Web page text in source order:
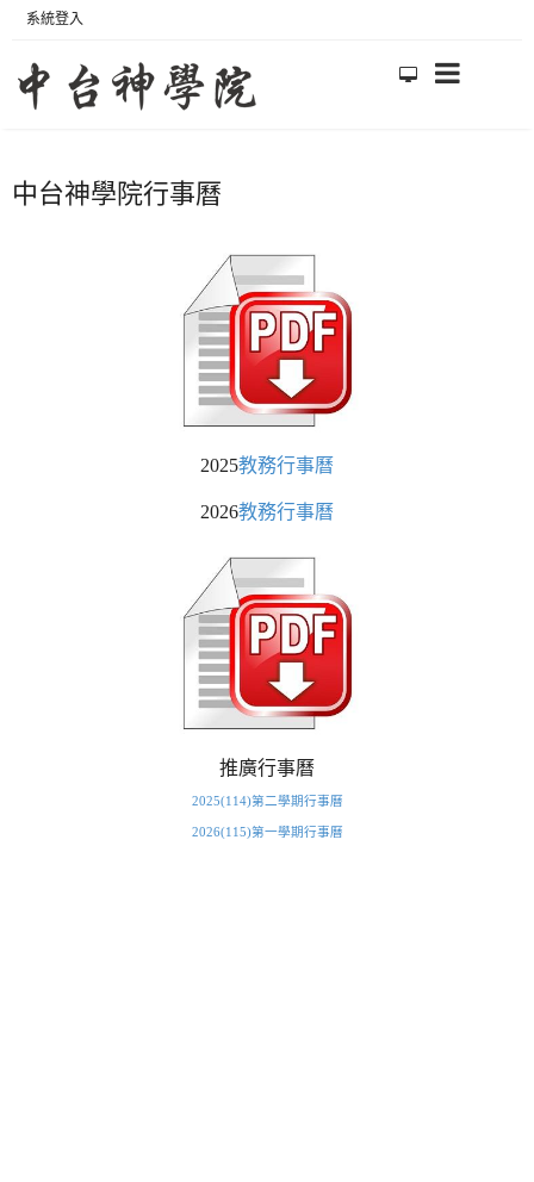
系統登入
中台神學院行事曆
2025教務行事曆
2026教務行事曆
推廣行事曆
2025(114)第二學期行事曆
2026(115)第一學期行事曆